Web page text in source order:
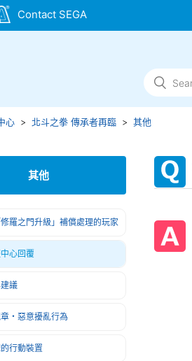
心 北斗之拳 傳承者再臨 其他
其他
羅之門升級」補償處理的玩家
心回覆
議
・惡意擾亂行為
行動裝置